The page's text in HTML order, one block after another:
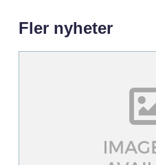
Fler nyheter